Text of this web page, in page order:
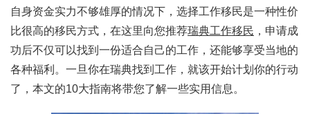
自身资金实力不够雄厚的情况下，选择工作移民是一种性价
比很高的移民方式，在这里向您推荐瑞典工作移民 ，申请成
功后不仅可以找到一份适合自己的工作，还能够享受当地的
各种福利。一旦你在瑞典找到工作，就该开始计划你的行动
了，本文的10大指南将带您了解一些实用信息。